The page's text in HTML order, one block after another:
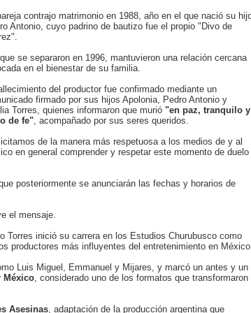
contrajo matrimonio en 1988, año en el que nació su
Antonio, cuyo padrino de bautizo fue el propio "Divo de
se separaron en 1996, mantuvieron una relación cercana
en el bienestar de su familia.
del productor fue confirmado mediante un
firmado por sus hijos Apolonia, Pedro Antonio y
Torres, quienes informaron que murió"en paz, tranquilo y
de fe", acompañado por sus seres queridos.
de la manera más respetuosa a los medios de y al
en general comprender y respetar este momento de duelo
posteriormente se anunciarán las fechas y horarios de
el mensaje.
Torres inició su carrera en los Estudios Churubusco como
productores más influyentes del entretenimiento en
Luis Miguel, Emmanuel y Mijares, y marcó un antes y un
México, considerado uno de los formatos que transformaron
Asesinas, adaptación de la producción argentina que